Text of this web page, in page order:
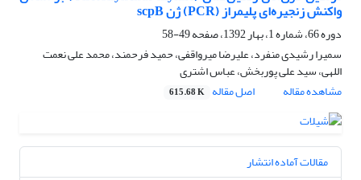
واکنش زنجیره‌ای پلیمراز (PCR) ژن scpB
دوره 66، شماره 1، بهار 1392، صفحه
49-58
سمیرا رشیدی منفرد، علیرضا میرواقفی، حمید فرحمند، محمد علی نعمت
اللهی، سید علی پوربخش، عباس اشتری
مشاهده مقاله
اصل مقاله 615.68 K
مقالات آماده انتشار